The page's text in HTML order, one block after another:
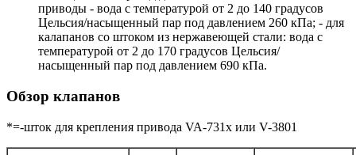
приводы - вода с температурой от 2 до 140 градусов
Цельсия/насыщенный пар под давлением 260 кПа; - для
калапанов со штоком из нержавеющей стали: вода с
температурой от 2 до 170 градусов Цельсия/
насыщенный пар под давлением 690 кПа.
Обзор клапанов
*=-шток для крепления привода VA-731x или V-3801